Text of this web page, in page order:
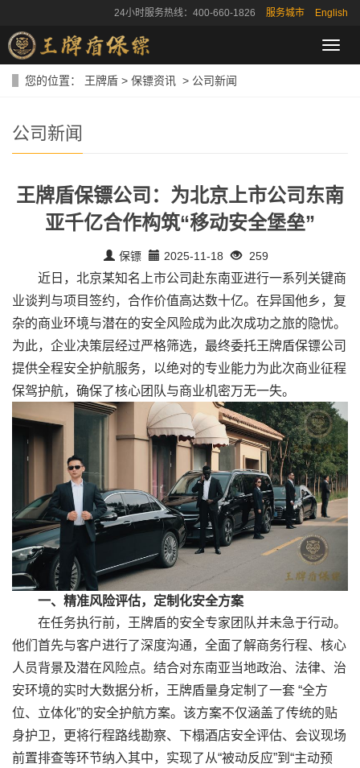
24小时服务热线：400-660-1826 服务城市 English
导
航
您的位置： 王牌盾 > 保镖资讯 > 公司新闻
公司新闻
王牌盾保镖公司：为北京上市公司东南
亚千亿合作构筑“移动安全堡垒”
保镖 2025-11-18 259
近日，北京某知名上市公司赴东南亚进行一系列关键商
业谈判与项目签约，合作价值高达数十亿。在异国他乡，复
杂的商业环境与潜在的安全风险成为此次成功之旅的隐忧。
为此，企业决策层经过严格筛选，最终委托王牌盾保镖公司
提供全程安全护航服务，以绝对的专业能力为此次商业征程
保驾护航，确保了核心团队与商业机密万无一失。
一、精准风险评估，定制化安全方案
在任务执行前，王牌盾的安全专家团队并未急于行动。
他们首先与客户进行了深度沟通，全面了解商务行程、核心
人员背景及潜在风险点。结合对东南亚当地政治、法律、治
安环境的实时大数据分析，王牌盾量身定制了一套 “全方
位、立体化”的安全护航方案。该方案不仅涵盖了传统的贴
身护卫，更将行程路线勘察、下榻酒店安全评估、会议现场
前置排查等环节纳入其中，实现了从“被动反应”到“主动预